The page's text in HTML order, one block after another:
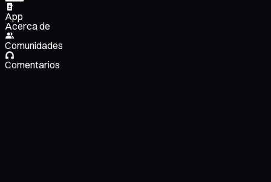
App
Acerca de
Comunidades
Comentarios